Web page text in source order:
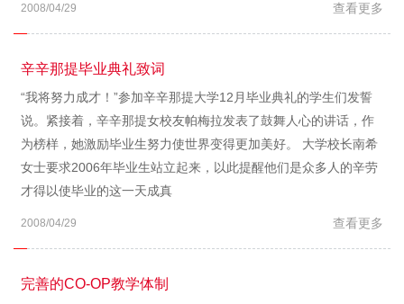
2008/04/29 查看更多
辛辛那提毕业典礼致词
“我将努力成才！”参加辛辛那提大学12月毕业典礼的学生们发誓
说。紧接着，辛辛那提女校友帕梅拉发表了鼓舞人心的讲话，作
为榜样，她激励毕业生努力使世界变得更加美好。 大学校长南希
女士要求2006年毕业生站立起来，以此提醒他们是众多人的辛劳
才得以使毕业的这一天成真
2008/04/29 查看更多
完善的CO-OP教学体制